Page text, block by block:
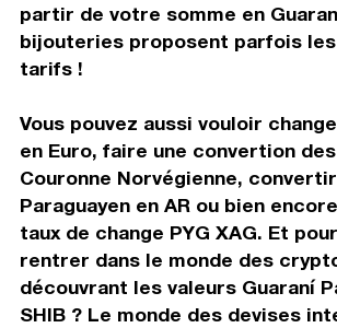
partir de votre somme en
bijouteries proposent parfois
tarifs !
Vous pouvez aussi vouloir
en Euro, faire une convertion
Couronne Norvégienne,
Paraguayen en AR ou bien
taux de change PYG XAG. Et
rentrer dans le monde des
découvrant les valeurs Guaraní
SHIB ? Le monde des devises